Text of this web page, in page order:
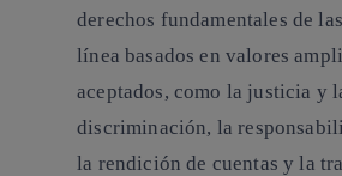
derechos fundamentales de
línea basados en valores
aceptados, como la justicia y
discriminación, la
la rendición de cuentas y la